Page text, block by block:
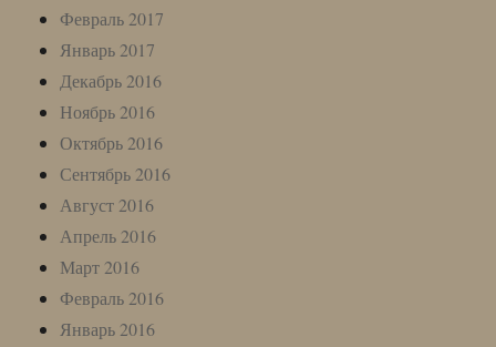
Февраль 2017
Январь 2017
Декабрь 2016
Ноябрь 2016
Октябрь 2016
Сентябрь 2016
Август 2016
Апрель 2016
Март 2016
Февраль 2016
Январь 2016